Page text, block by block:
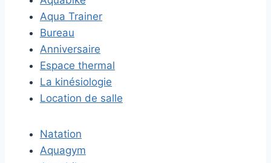
Aqua Trainer
Bureau
Anniversaire
Espace thermal
La kinésiologie
Location de salle
Natation
Aquagym